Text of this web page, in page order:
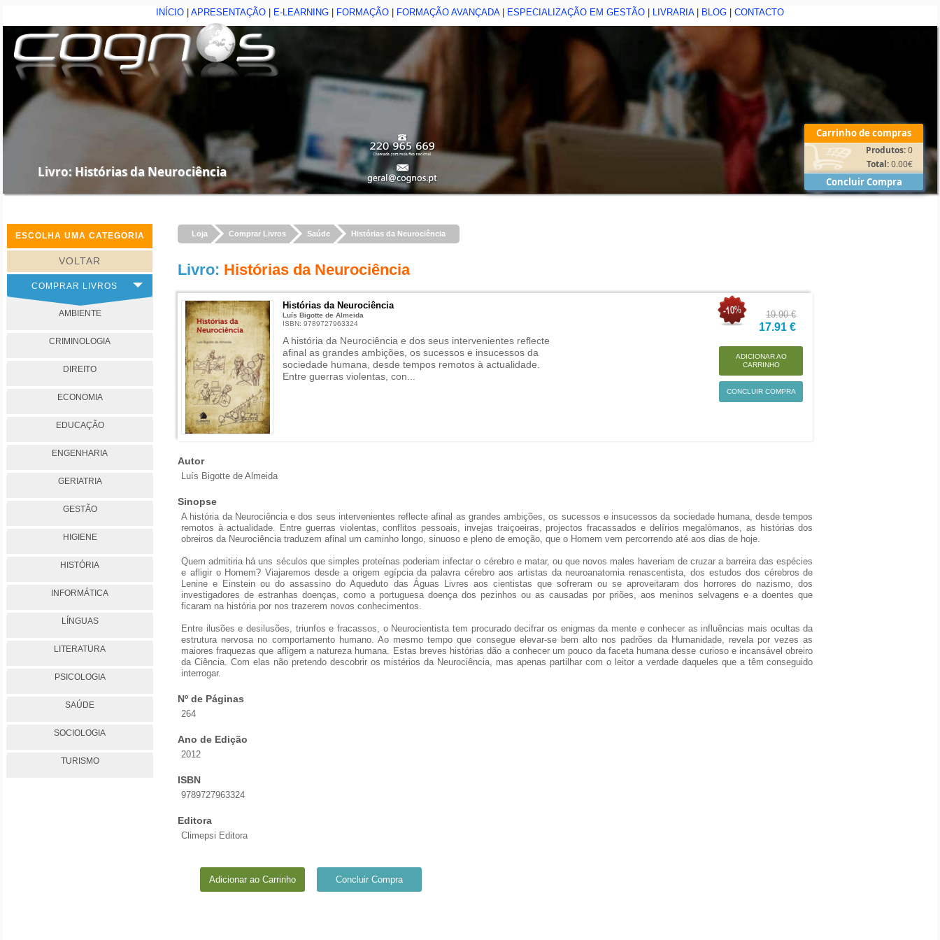
INÍCIO APRESENTAÇÃO E-LEARNING FORMAÇÃO FORMAÇÃO AVANÇADA| ESPECIALIZAÇÃO EM GESTÃO LIVRARIA| BLOG CONTACTO
Carrinho de compras
Produtos:0
Total:0.00€
Concluir Compra
Livro: Histórias da Neurociência
ESCOLHA UMA CATEGORIA
VOLTAR
COMPRAR LIVROS
AMBIENTE
CRIMINOLOGIA
DIREITO
ECONOMIA
EDUCAÇÃO
ENGENHARIA
GERIATRIA
GESTÃO
HIGIENE
HISTÓRIA
INFORMÁTICA
LÍNGUAS
LITERATURA
PSICOLOGIA
SAÚDE
SOCIOLOGIA
TURISMO
Loja Comprar Livros Saúde Histórias da Neurociência
Livro: Histórias da Neurociência
Histórias da Neurociência
Luís Bigotte de Almeida
ISBN: 9789727963324
A história da Neurociência e dos seus intervenientes reflecte
afinal as grandes ambições, os sucessos e insucessos da
sociedade humana, desde tempos remotos à actualidade.
Entre guerras violentas, con...
19.90 €
17.91 €
ADICIONAR AO
CARRINHO
CONCLUIR COMPRA
Autor
Luís Bigotte de Almeida
Sinopse
A história da Neurociência e dos seus intervenientes reflecte afinal as grandes ambições, os sucessos e insucessos da sociedade humana, desde tempos
remotos à actualidade. Entre guerras violentas, conflitos pessoais, invejas traiçoeiras, projectos fracassados e delírios megalómanos, as histórias dos
obreiros da Neurociência traduzem afinal um caminho longo, sinuoso e pleno de emoção, que o Homem vem percorrendo até aos dias de hoje.
Quem admitiria há uns séculos que simples proteínas poderiam infectar o cérebro e matar, ou que novos males haveriam de cruzar a barreira das espécies
e afligir o Homem? Viajaremos desde a origem egípcia da palavra cérebro aos artistas da neuroanatomia renascentista, dos estudos dos cérebros de
Lenine e Einstein ou do assassino do Aqueduto das Águas Livres aos cientistas que sofreram ou se aproveitaram dos horrores do nazismo, dos
investigadores de estranhas doenças, como a portuguesa doença dos pezinhos ou as causadas por priões, aos meninos selvagens e a doentes que
ficaram na história por nos trazerem novos conhecimentos.
Entre ilusões e desilusões, triunfos e fracassos, o Neurocientista tem procurado decifrar os enigmas da mente e conhecer as influências mais ocultas da
estrutura nervosa no comportamento humano. Ao mesmo tempo que consegue elevar-se bem alto nos padrões da Humanidade, revela por vezes as
maiores fraquezas que afligem a natureza humana. Estas breves histórias dão a conhecer um pouco da faceta humana desse curioso e incansável obreiro
da Ciência. Com elas não pretendo descobrir os mistérios da Neurociência, mas apenas partilhar com o leitor a verdade daqueles que a têm conseguido
interrogar.
Nº de Páginas
264
Ano de Edição
2012
ISBN
9789727963324
Editora
Climepsi Editora
Adicionar ao Carrinho Concluir Compra